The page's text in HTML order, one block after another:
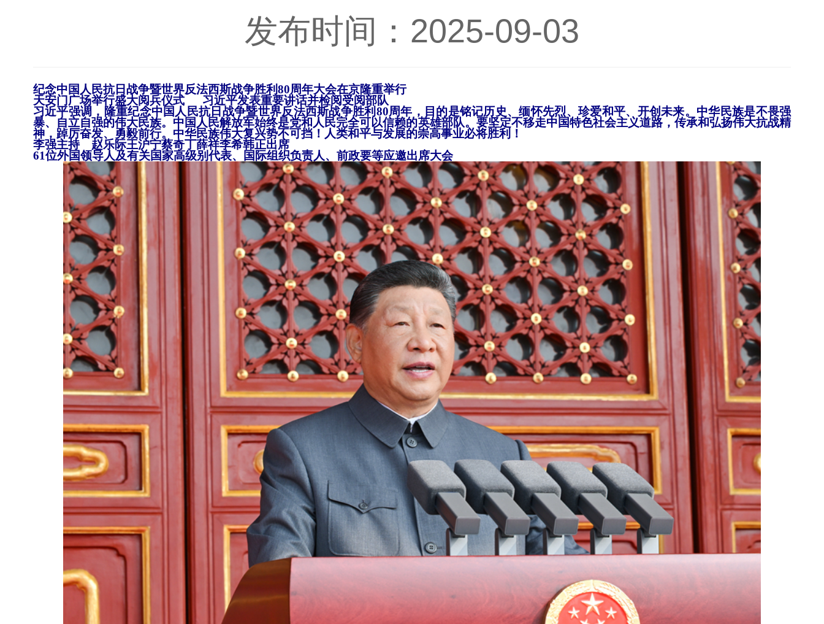
发布时间：2025-09-03
纪念中国人民抗日战争暨世界反法西斯战争胜利80周年大会在京隆重举行
天安门广场举行盛大阅兵仪式 习近平发表重要讲话并检阅受阅部队
习近平强调，隆重纪念中国人民抗日战争暨世界反法西斯战争胜利80周年，目的是铭记历史、缅怀先烈、珍爱和平、开创未来。中华民族是不畏强
暴、自立自强的伟大民族。中国人民解放军始终是党和人民完全可以信赖的英雄部队。要坚定不移走中国特色社会主义道路，传承和弘扬伟大抗战精
神，踔厉奋发、勇毅前行。中华民族伟大复兴势不可挡！人类和平与发展的崇高事业必将胜利！
李强主持 赵乐际王沪宁蔡奇丁薛祥李希韩正出席
61位外国领导人及有关国家高级别代表、国际组织负责人、前政要等应邀出席大会